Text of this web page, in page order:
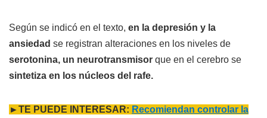
Según se indicó en el texto, en la depresión y la
ansiedad se registran alteraciones en los niveles de
serotonina, un neurotransmisor que en el cerebro se
sintetiza en los núcleos del rafe.
►TE PUEDE INTERESAR: Recomiendan controlar la